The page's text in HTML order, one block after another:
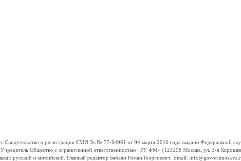
о регистрации СМИ Эл № 77-64961 от 04 марта 2016 года выдано Федеральной
Общество с ограниченной ответственностью «РУ ФМ» (123298 Москва, ул. 3-я
русский и английский. Главный редактор Бабаян Роман Георгиевич. Email: